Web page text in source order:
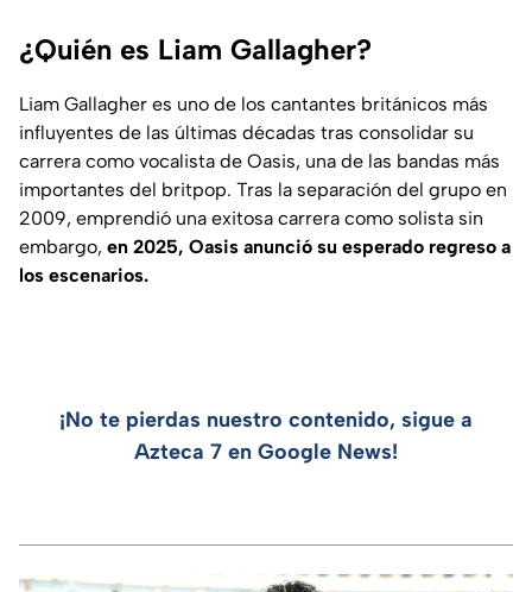
¿Quién es Liam Gallagher?
Liam Gallagher es uno de los cantantes británicos más
influyentes de las últimas décadas tras consolidar su
carrera como vocalista de Oasis, una de las bandas más
importantes del britpop. Tras la separación del grupo en
2009, emprendió una exitosa carrera como solista sin
embargo, en 2025, Oasis anunció su esperado regreso a
los escenarios.
¡No te pierdas nuestro contenido, sigue a
Azteca 7 en Google News!